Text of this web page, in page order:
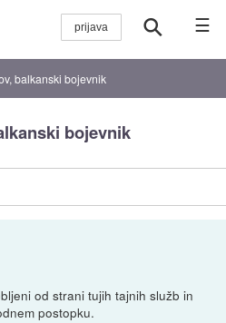
☰
balkanski bojevnik
bojevnik
od strani tujih tajnih služb in
postopku.